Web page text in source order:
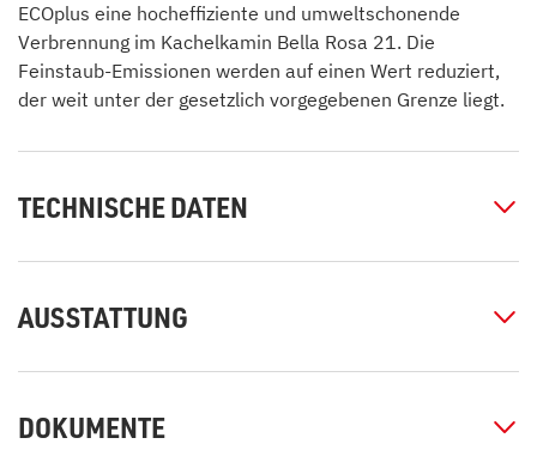
ECOplus eine hocheffiziente und umweltschonende
Verbrennung im Kachelkamin Bella Rosa 21. Die
Feinstaub-Emissionen werden auf einen Wert reduziert,
der weit unter der gesetzlich vorgegebenen Grenze liegt.
TECHNISCHE DATEN
AUSSTATTUNG
DOKUMENTE